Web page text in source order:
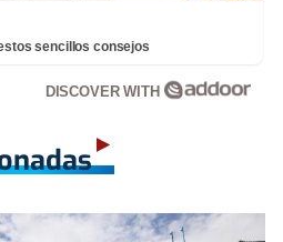
sencillos consejos
DISCOVER WITH